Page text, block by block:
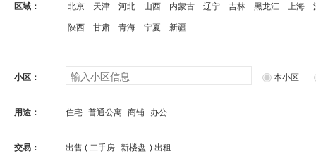
区域： 北京 天津 河北 山西 内蒙古 辽宁 吉林 黑龙江 上海
陕西 甘肃 青海 宁夏 新疆
小区： 本小区
用途： 住宅 普通公寓 商铺 办公
交易： 出售 ( 二手房 新楼盘 ) 出租